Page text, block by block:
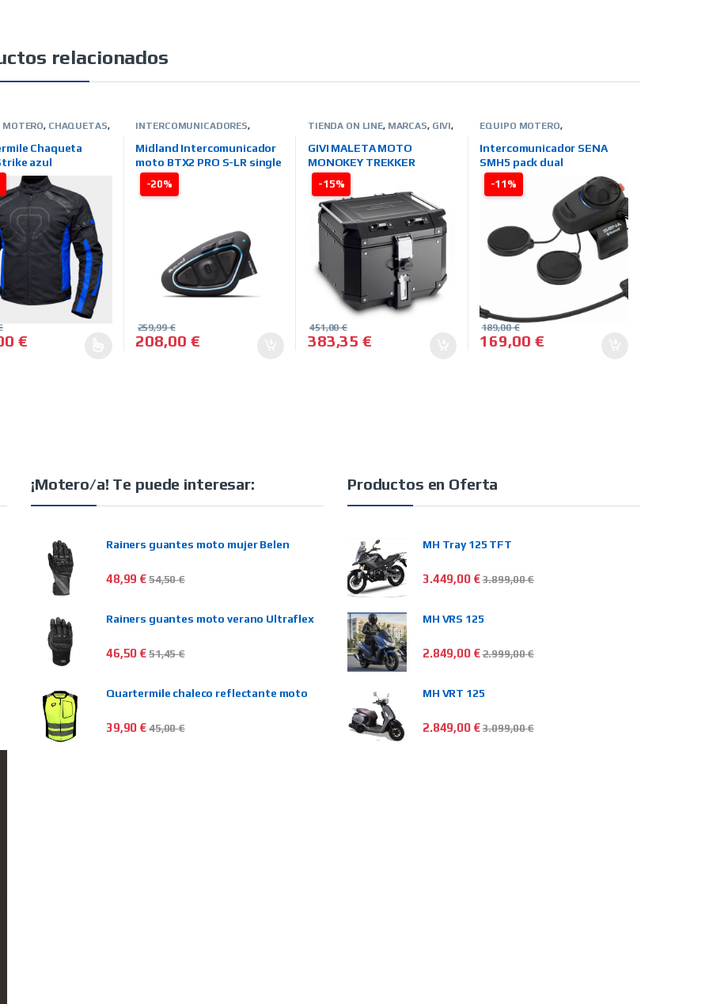
relacionados
MOTERO, CHAQUETAS,
,QUARTER MILE
Chaqueta
azul
€
-20%
INTERCOMUNICADORES,
Midland Intercomunicador
moto BTX2 PRO S-LR single
208,00 €
259,99€
-15%
TIENDA ON LINE, MARCAS, GIVI,
MALETAS-ALFORJAS-OTROS
GIVI MALETA MOTO
MONOKEY TREKKER
OUTBACK BLACK LINE 42L.
383,35€
451,00€
-11%
EQUIPO MOTERO,
TIENDA ON LINE,MARCAS,
SENA
Intercomunicador SENA
SMH5 pack dual
169,00 €
189,00€
¡Motero/a! Te puede interesar:
Rainers guantes moto mujer Belen
48,99 € 54,50€
Rainers guantes moto verano Ultraflex
46,50 € 51,45€
Quartermile chaleco reflectante moto
39,90 € 45,00€
Productos en Oferta
MH Tray 125 TFT
3.449,00 €3.899,00€
MH VRS 125
2.849,00 €2.999,00€
MH VRT 125
2.849,00 €3.099,00€